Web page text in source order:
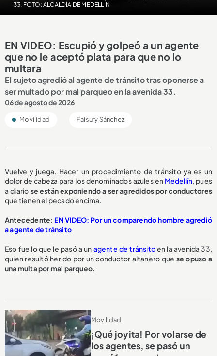
33. FOTO: ALCALDÍA DE MEDELLÍN
EN VIDEO: Escupió y golpeó a un agente
que no le aceptó plata para que no lo
multara
El sujeto agredió al agente de tránsito tras oponerse a
ser multado por mal parqueo en la avenida 33.
06 de agosto de 2026
Movilidad Faisury Sánchez
Vuelve y juega. Hacer un procedimiento de tránsito ya es un
dolor de cabeza para los denominados azules en Medellín, pues
a diario se están exponiendo a seragredidos por conductores
que tienen el pecado encima.
Antecedente: EN VIDEO: Por un comparendo hombre agredió
a agente de tránsito
Eso fue lo que le pasó a un agente de tránsitoen la avenida 33,
quien resultó herido por un conductor altanero que se opuso a
una multapor mal parqueo.
Movilidad
¡Qué joyita! Por volarse de
los agentes, se pasó un